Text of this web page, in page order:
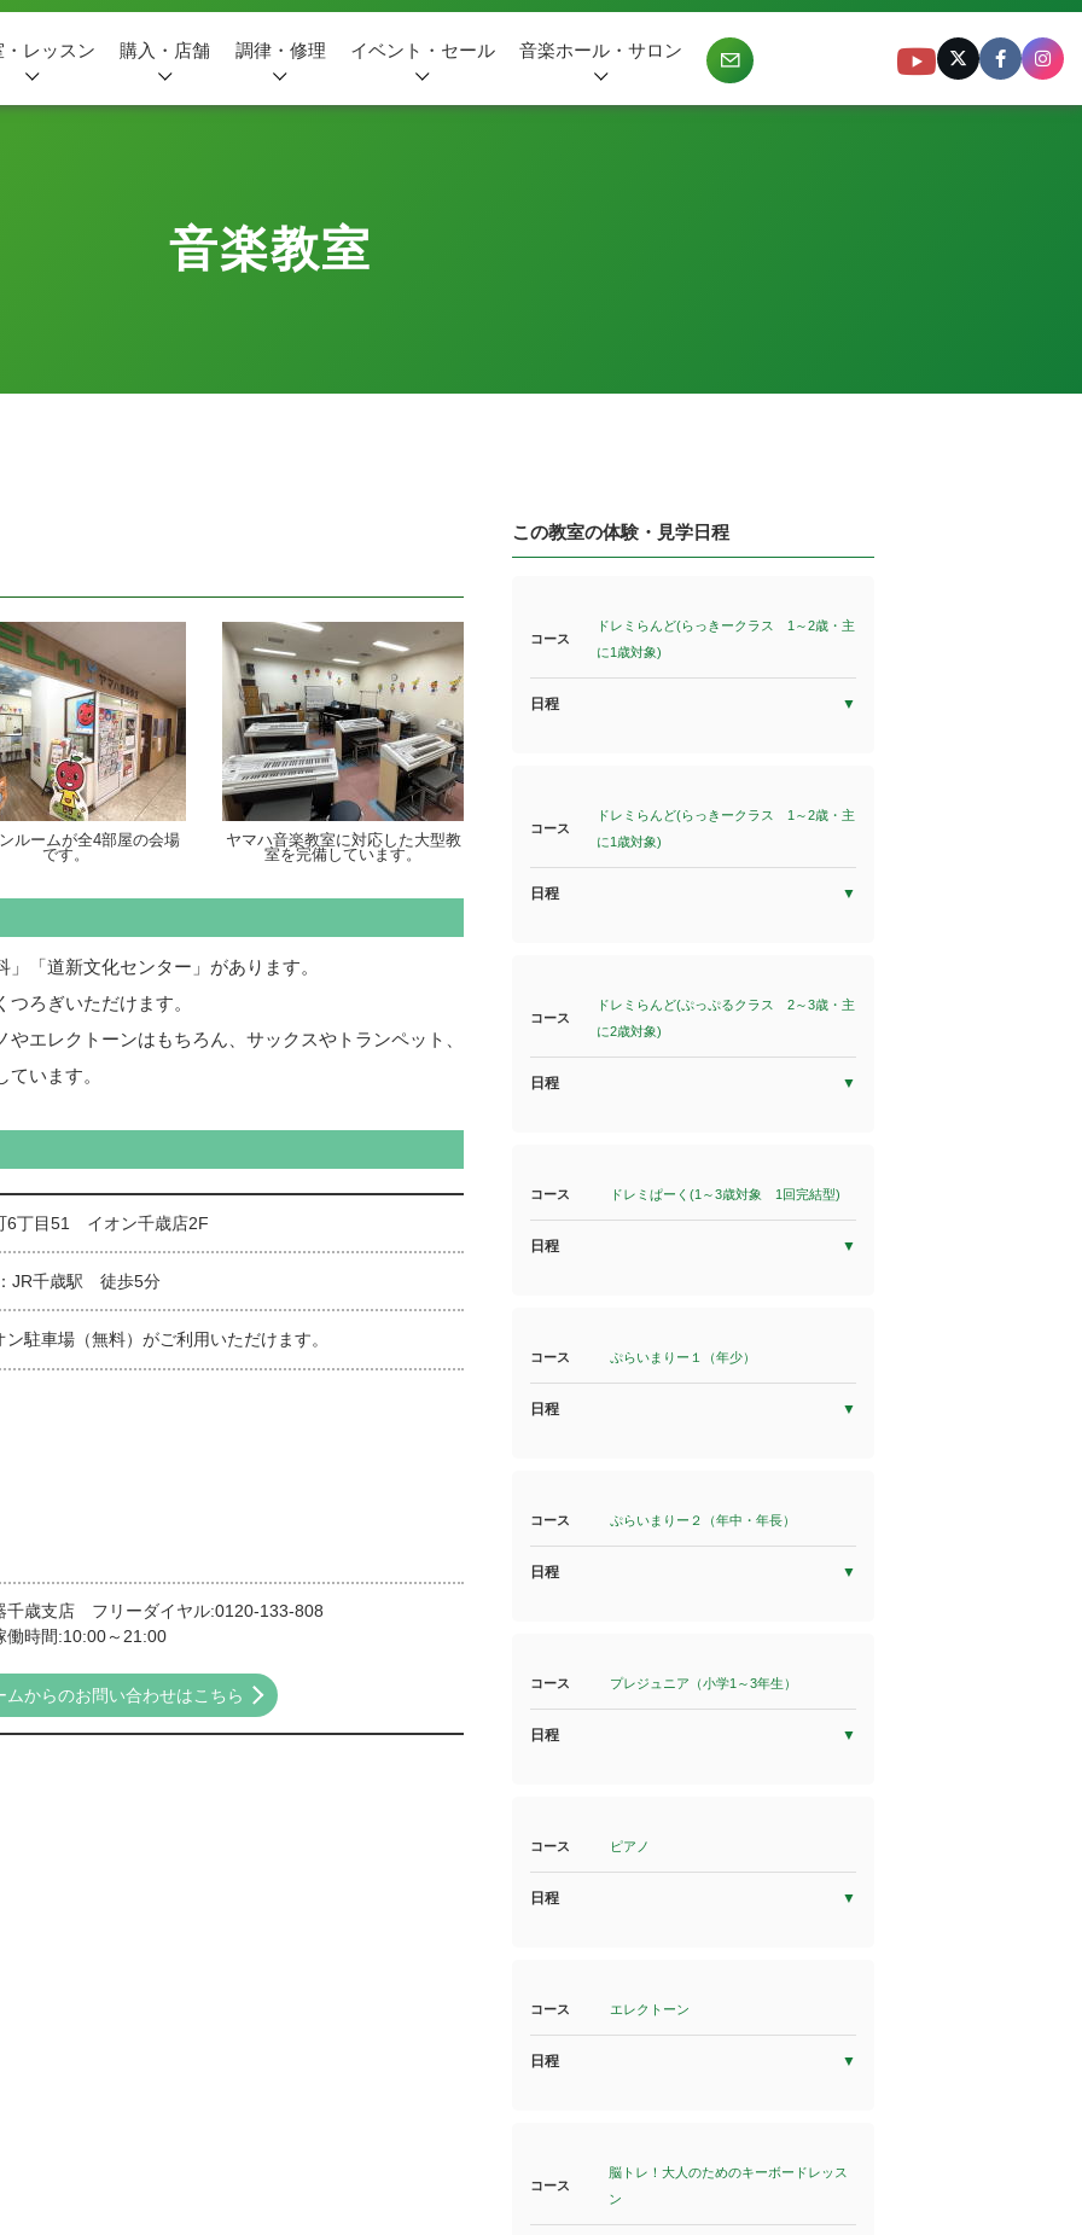
・レッスン 購入・店舗 調律・修理 イベント・セール 音楽ホール・サロン
音楽教室
ルームが全4部屋の会場
です。
ヤマハ音楽教室に対応した大型教
室を完備しています。
「道新文化センター」があります。
ろぎいただけます。
エレクトーンはもちろん、サックスやトランペット、
います。
6丁目51 イオン千歳店2F
JR千歳駅 徒歩5分
駐車場（無料）がご利用いただけます。
千歳支店 フリーダイヤル:0120-133-808
働時間:10:00～21:00
ムからのお問い合わせはこちら
この教室の体験・見学日程
コース
ドレミらんど(らっきークラス 1～2歳・主
に1歳対象)
日程
コース
ドレミらんど(らっきークラス 1～2歳・主
に1歳対象)
日程
コース
ドレミらんど(ぷっぷるクラス 2～3歳・主
に2歳対象)
日程
コース ドレミぱーく(1～3歳対象 1回完結型)
日程
コース ぷらいまりー１（年少）
日程
コース ぷらいまりー２（年中・年長）
日程
コース プレジュニア（小学1～3年生）
日程
コース ピアノ
日程
コース エレクトーン
日程
コース
脳トレ！大人のためのキーボードレッス
ン